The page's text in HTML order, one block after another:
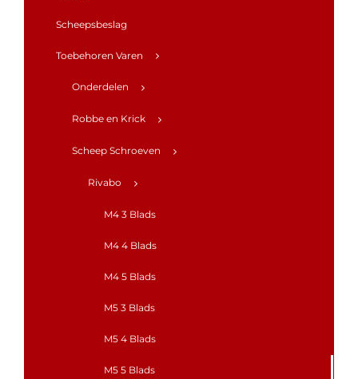
Scheepsbeslag
Toebehoren Varen
Onderdelen
Robbe en Krick
Scheep Schroeven
Rivabo
M4 3 Blads
M4 4 Blads
M4 5 Blads
M5 3 Blads
M5 4 Blads
M5 5 Blads